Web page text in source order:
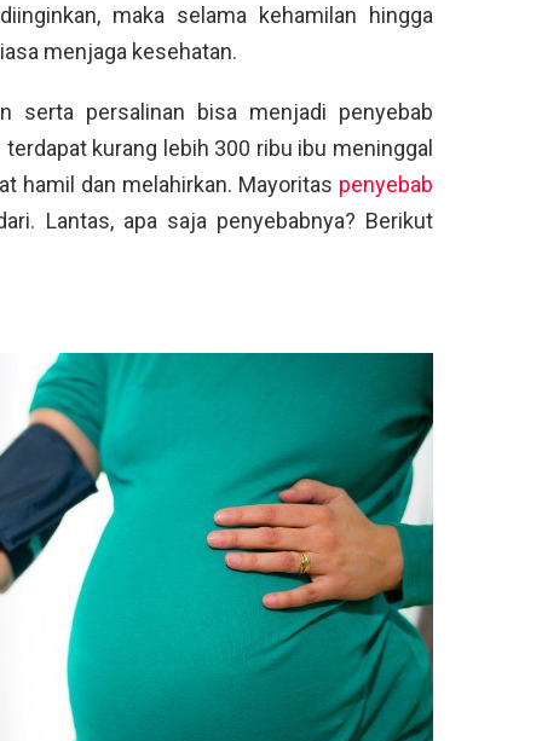
maka selama kehamilan hingga
menjaga kesehatan.
serta persalinan bisa menjadi penyebab
kurang lebih 300 ribu ibu meninggal
hamil dan melahirkan. Mayoritas penyebab
Lantas, apa saja penyebabnya? Berikut